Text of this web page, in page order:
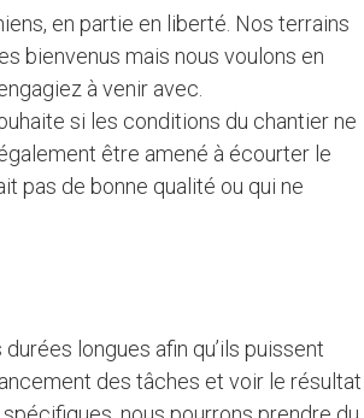
en partie en liberté. Nos terrains
bienvenus mais nous voulons en
à venir avec.
si les conditions du chantier ne
être amené à écourter le
pas de bonne qualité ou qui ne
longues afin qu’ils puissent
des tâches et voir le résultat